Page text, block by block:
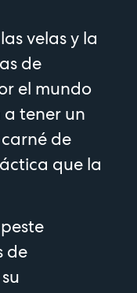
velas y la
de
el mundo
tener un
de
que la
de